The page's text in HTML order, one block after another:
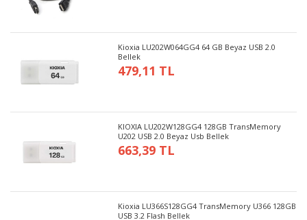
Kioxia LU202W064GG4 64 GB Beyaz USB 2.0
Bellek
479,11 TL
KIOXIA LU202W128GG4 128GB TransMemory
U202 USB 2.0 Beyaz Usb Bellek
663,39 TL
Kioxia LU366S128GG4 TransMemory U366 128GB
USB 3.2 Flash Bellek